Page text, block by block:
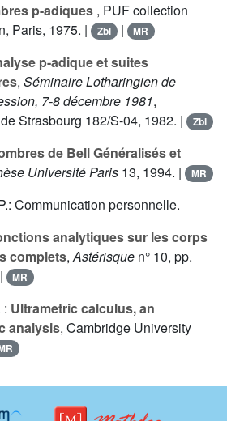
p-adiques , PUF collection
Paris, 1975. |
Zbl | MR
p-adique et suites
, Séminaire Lotharingien de
7-8 décembre 1981,
Strasbourg 182/S-04, 1982. |
Zbl
de Bell Généralisés et
Université Paris 13, 1994. | MR
Communication personnelle.
analytiques sur les corps
complets,Astérisque n° 10, pp.
MR
: Ultrametric calculus, an
analysis, Cambridge University